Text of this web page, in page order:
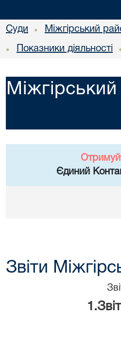
Суди • Міжгірський
• Показники діяльності
Єдиний
Звіти